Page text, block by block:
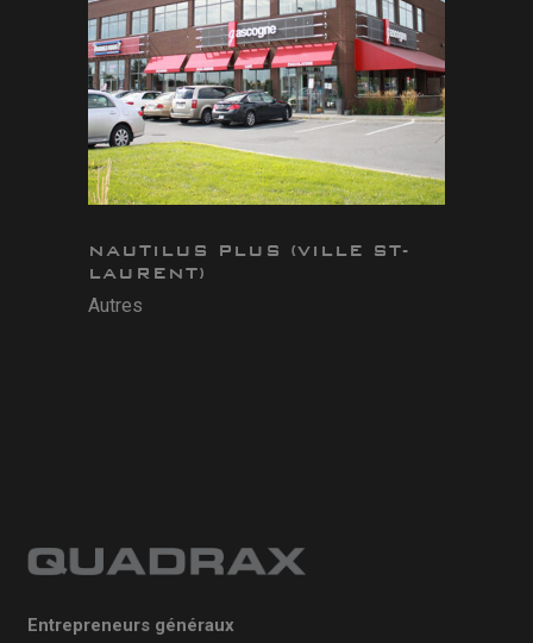
NAUTILUS PLUS (VILLE ST-
LAURENT)
Autres
Entrepreneurs généraux